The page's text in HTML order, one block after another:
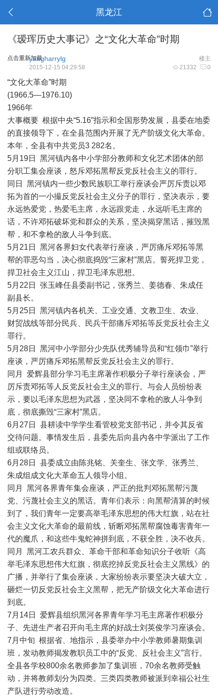
黑龙江
《瑷珲历史大事记》之“文化大革命”时期
点击重新加载 楼主
yangharrylg
21332 0
2015-12-15 04:29:58
“文化大革命”时期
(1966.5—1976.10)
1966年
大事概要 根据中央“5.16”指示和全国形势发展，县委在地委
的直接领导下，在全县范围内开展了无产阶级文化大革命。
本年，全县有中共党员3 282名。
5月19日 黑河镇内各中小学部分教师和文化艺术团体的部
分职工集会座谈，怒斥邓拓黑帮反党反社会主义的罪行。
同日 黑河镇内一些少数民族职工举行座谈会严厉斥责以邓
拓为首的一小撮反党反社会主义分子的罪行，坚决表示，要
永远热爱党，热爱毛主席，永远跟党走，永远听毛主席的
话，不许邓拓破坏党和群众的关系，坚决揭穿黑话，摧毁黑
帮，和不拿枪的敌人斗争到底。
5月21日 黑河各界妇女代表举行座谈，严厉痛斥邓拓等黑
帮的罪恶勾当，决心彻底捣毁“三家村”黑店。誓死捍卫党，
捍卫社会主义江山，捍卫毛泽东思想。
5月22日 张玉峰任县委副书记，张秀兰、姜德春、朱成任
副县长。
5月25日 黑河镇内各机关、工业交通、文教卫生、农业、
财贸战线等部分民兵、民兵干部痛斥邓拓等反党反社会主义
罪行。
5月28日 黑河中小学部分少先队优秀辅导员和“红领巾”举行
座谈，严厉痛斥邓拓黑帮反党反社会主义的罪行。
同月 爱辉县部分学习毛主席著作积极分子举行座谈会，严
厉斥责邓拓等人反党反社会主义的罪行。与会人员纷纷表
示，要以毛泽东思想为武器，坚决同不拿枪的敌人斗争到
底，彻底撕毁“三家村”黑店。
6月27日 县耕读中学学生看管校党支部书记，并令其反省
交待问题。事情发生后，县委先后向县内各中学派出了工作
组或联络员。
6月28日 县委成立由陈兆铭、关奎生、张文学、张秀兰、
朱成组成文化大革命五人领导小组。
同月 黑河各界青年集会座谈，严正的批判邓拓黑帮污蔑
党、污蔑社会主义的黑话。青年们表示：向黑帮清算的时候
到了，我们青年一定要高举毛泽东思想的伟大红旗，站在社
会主义文化大革命的最前线，斩断邓拓黑帮腐蚀毒害青年一
代的魔爪，和这些牛鬼蛇神拼到底，不获全胜，决不收兵。
同月 黑河工农兵群众、革命干部和革命知识分子收听《高
举毛泽东思想伟大红旗，彻底挖掉反党反社会主义黑线》的
广播，并举行了集会座谈，大家纷纷表示要坚决大破大立，
砸烂一切反党反社会主义黑帮，把无产阶级文化大革命进行
到底。
7月14日 爱辉县组织黑河各界青年学习毛主席著作积极分
子、先进生产者召开向毛主席的好战士刘英俊学习座谈会。
7月中旬 根据省、地指示，县委举办中小学教师暑期集训
班，发动教师揭发教职员工中的“反党、反社会主义”言行。
全县各学校800余名教师参加了集训班，70余名教师受触
动，并将教师划分为四类。三类四类教师被派到幸福公社生
产队进行劳动改造。